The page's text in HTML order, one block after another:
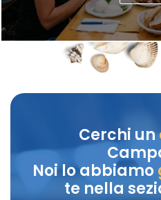
Cerchi un
Noi lo abbiamo
te nella